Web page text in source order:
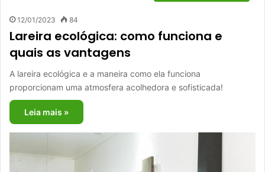
12/01/2023 84
Lareira ecológica: como funciona e
quais as vantagens
A lareira ecológica e a maneira como ela funciona
proporcionam uma atmosfera acolhedora e sofisticada!
Leia mais »